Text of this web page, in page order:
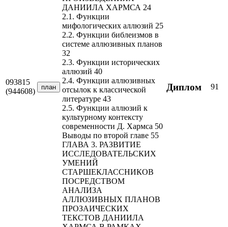
093815
(944608)
план
ДАНИИЛА ХАРМСА 24
2.1. Функции
мифологических аллюзий 25
2.2. Функции библеизмов в
системе аллюзивных планов
32
2.3. Функции исторических
аллюзий 40
2.4. Функции аллюзивных
отсылок к классической
литературе 43
2.5. Функции аллюзий к
культурному контексту
современности Д. Хармса 50
Выводы по второй главе 55
ГЛАВА 3. РАЗВИТИЕ
ИССЛЕДОВАТЕЛЬСКИХ
УМЕНИЙ
СТАРШЕКЛАССНИКОВ
ПОСРЕДСТВОМ
АНАЛИЗА
АЛЛЮЗИВНЫХ ПЛАНОВ
ПРОЗАИЧЕСКИХ
ТЕКСТОВ ДАНИИЛА
Диплом 91